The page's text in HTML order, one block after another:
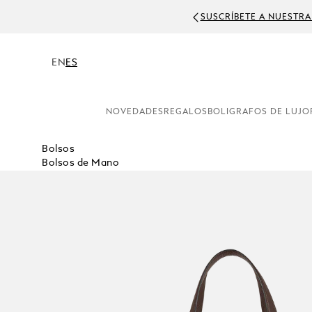
SUSCRÍBETE A
EN ES
NOVEDADES REGALOS BOLIGRAFOS DE LUJO
Bolsos
Bolsos de Mano